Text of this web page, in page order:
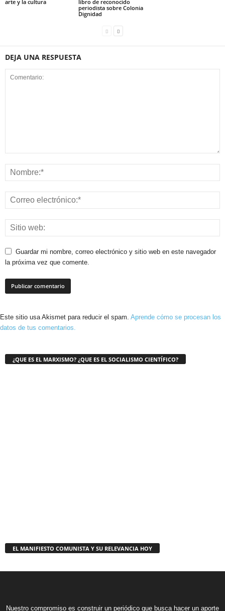
arte y la cultura
libro de reconocido
periodista sobre Colonia
Dignidad
DEJA UNA RESPUESTA
Guardar mi nombre, correo electrónico y sitio web en este navegador
la próxima vez que comente.
Este sitio usa Akismet para reducir el spam. Aprende cómo se procesan los
datos de tus comentarios.
¿QUE ES EL MARXISMO? ¿QUE ES EL SOCIALISMO CIENTÍFICO?
EL MANIFIESTO COMUNISTA Y SU RELEVANCIA HOY
Nuestro compromiso es construir un periódico que busca hacer un aporte